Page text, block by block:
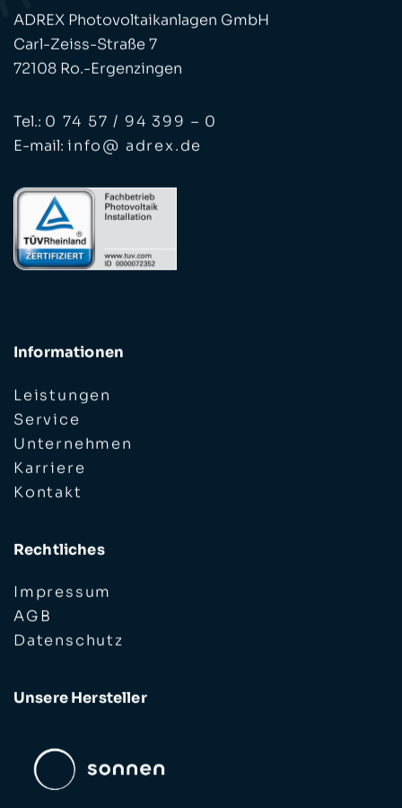
ADREX Photovoltaikanlagen GmbH
Carl-Zeiss-Straße 7
72108 Ro.-Ergenzingen
Tel.: 0 74 57 / 94 399 – 0
E-mail: info@ adrex.de
Informationen
Leistungen
Service
Unternehmen
Karriere
Kontakt
Rechtliches
Impressum
AGB
Datenschutz
Unsere Hersteller